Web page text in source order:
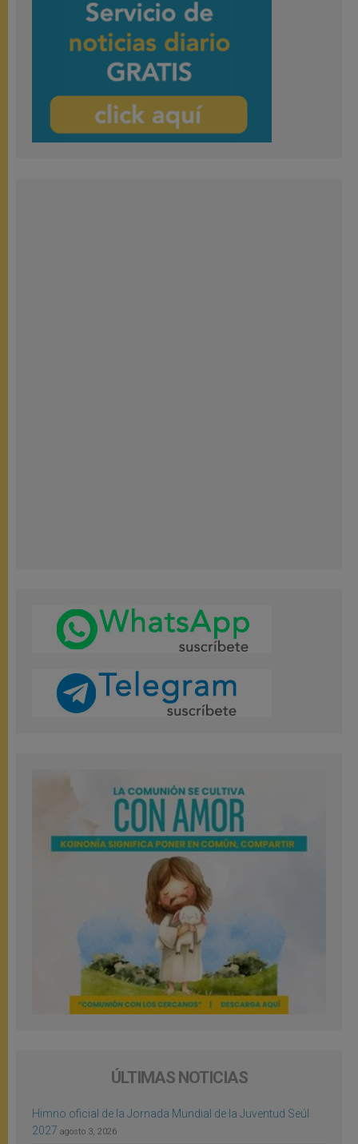
ÚLTIMAS NOTICIAS
Himno oficial de la Jornada Mundial de la Juventud Seúl
2027 agosto 3, 2026